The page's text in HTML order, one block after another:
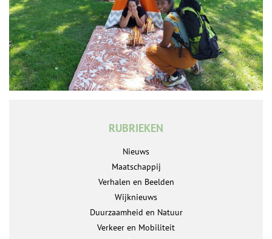
RUBRIEKEN
Nieuws
Maatschappij
Verhalen en Beelden
Wijknieuws
Duurzaamheid en Natuur
Verkeer en Mobiliteit